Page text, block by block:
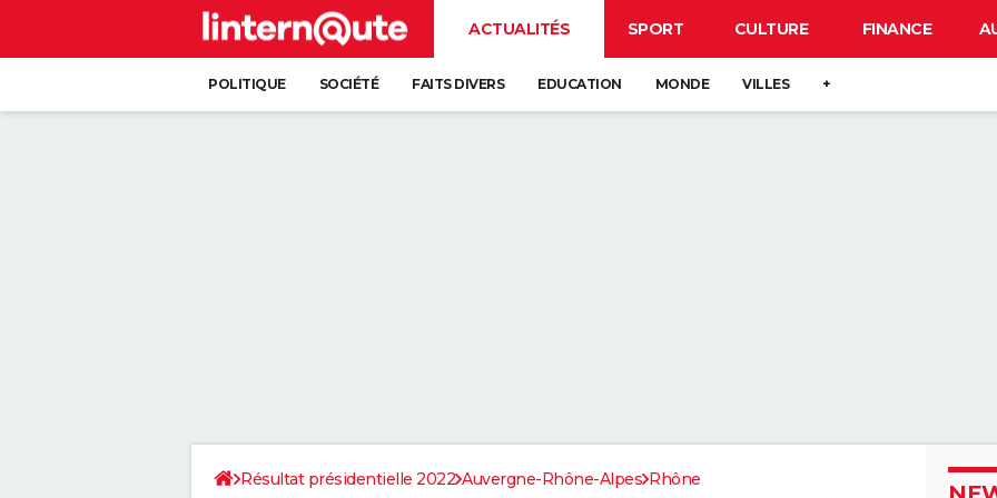
ACTUALITÉS SPORT CULTURE FINANCE
POLITIQUE SOCIÉTÉ FAITS DIVERS EDUCATION MONDE VILLES +
Résultat présidentielle 2022 Auvergne-Rhône-Alpes Rhône